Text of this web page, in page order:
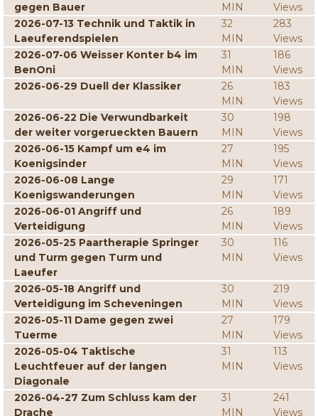
gegen Bauer
MIN
Views
2026-07-13 Technik und Taktik in
Laeuferendspielen
32
MIN
283
Views
2026-07-06 Weisser Konter b4 im
BenOni
31
MIN
186
Views
2026-06-29 Duell der Klassiker
26
MIN
183
Views
2026-06-22 Die Verwundbarkeit
der weiter vorgerueckten Bauern
30
MIN
198
Views
2026-06-15 Kampf um e4 im
Koenigsinder
27
MIN
195
Views
2026-06-08 Lange
Koenigswanderungen
29
MIN
171
Views
2026-06-01 Angriff und
Verteidigung
26
MIN
189
Views
2026-05-25 Paartherapie Springer
und Turm gegen Turm und
Laeufer
30
MIN
116
Views
2026-05-18 Angriff und
Verteidigung im Scheveningen
30
MIN
219
Views
2026-05-11 Dame gegen zwei
Tuerme
27
MIN
179
Views
2026-05-04 Taktische
Leuchtfeuer auf der langen
Diagonale
31
MIN
113
Views
2026-04-27 Zum Schluss kam der
Drache
31
MIN
241
Views